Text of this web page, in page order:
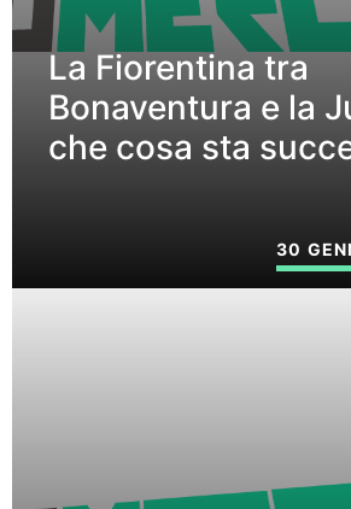
La Fiorentina tra
Bonaventura e la
che cosa sta
30